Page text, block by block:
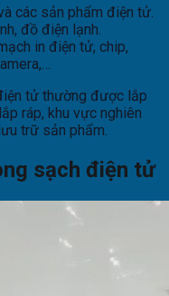
các sản phẩm điện tử.
đồ điện lạnh.
in điện tử, chip,
tử thường được lắp
ráp, khu vực nghiên
trữ sản phẩm.
sạch điện tử